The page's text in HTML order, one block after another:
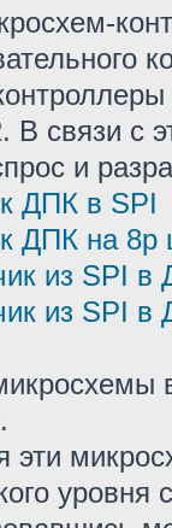
В связи с
и
ДПК в SPI
ДПК на 8р
из SPI в
из SPI в
эти
уровня